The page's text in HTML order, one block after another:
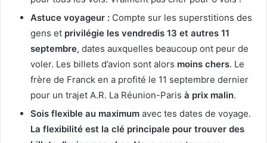
Astuce voyageur : Compte sur les superstitions des
gens et privilégie les vendredis 13 et autres 11
septembre, dates auxquelles beaucoup ont peur de
voler. Les billets d’avion sont alors moins chers. Le
frère de Franck en a profité le 11 septembre dernier
pour un trajet A.R. La Réunion-Paris à prix malin.
Sois flexible au maximum avec tes dates de voyage.
La flexibilité est la clé principale pour trouver des